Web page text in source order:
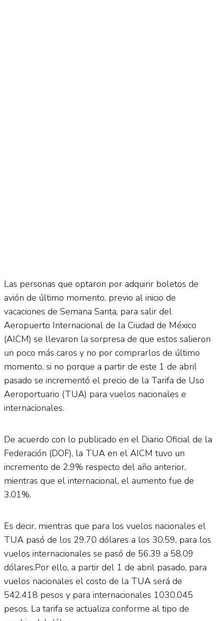
Las personas que optaron por adquirir boletos de
avión de último momento, previo al inicio de
vacaciones de Semana Santa, para salir del
Aeropuerto Internacional de la Ciudad de México
(AICM) se llevaron la sorpresa de que estos salieron
un poco más caros y no por comprarlos de último
momento, si no porque a partir de este 1 de abril
pasado se incrementó el precio de la Tarifa de Uso
Aeroportuario (TUA) para vuelos nacionales e
internacionales.
De acuerdo con lo publicado en el Diario Oficial de la
Federación (DOF), la TUA en el AICM tuvo un
incremento de 2.9% respecto del año anterior,
mientras que el internacional, el aumento fue de
3.01%.
Es decir, mientras que para los vuelos nacionales el
TUA pasó de los 29.70 dólares a los 30.59, para los
vuelos internacionales se pasó de 56.39 a 58.09
dólares.Por ello, a partir del 1 de abril pasado, para
vuelos nacionales el costo de la TUA será de
542.418 pesos y para internacionales 1030.045
pesos. La tarifa se actualiza conforme al tipo de